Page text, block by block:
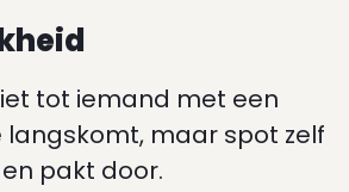
tot iemand met een
langskomt, maar spot zelf
pakt door.